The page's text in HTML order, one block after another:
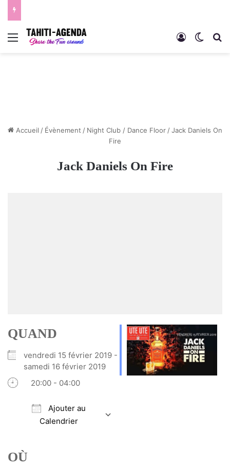
Menu Connexion
Accueil / Évènement / Night Club / Dance Floor /Jack Daniels On
Fire
Jack Daniels On Fire
QUAND
vendredi 15 février 2019 -
samedi 16 février 2019
20:00 - 04:00
Ajouter au
Calendrier
OÙ